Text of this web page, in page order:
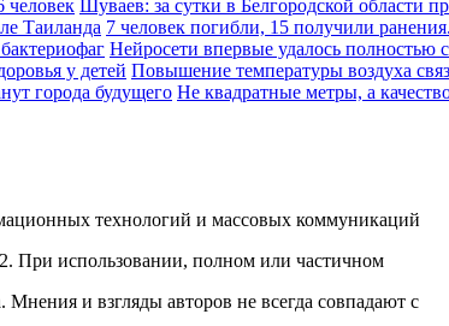
Шуваев: за сутки в Белгородской области
7 человек погибли, 15 получили
Нейросети впервые удалось полностью
Повышение температуры воздуха
Не квадратные метры, а
технологий и массовых коммуникаций
При использовании, полном или частичном
Мнения и взгляды авторов не всегда совпадают с